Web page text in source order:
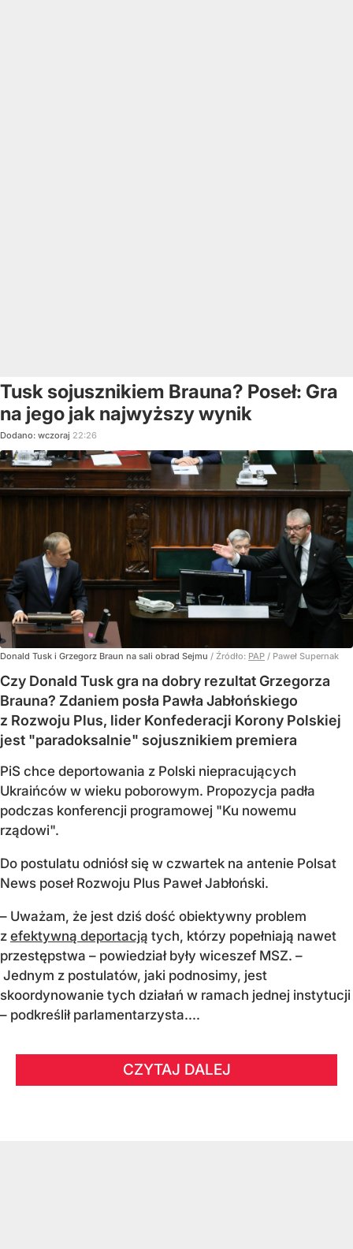
Tusk sojusznikiem Brauna? Poseł: Gra
na jego jak najwyższy wynik
Dodano: wczoraj 22:26
Donald Tusk i Grzegorz Braun na sali obrad Sejmu / Źródło: PAP / Paweł Supernak
Czy Donald Tusk gra na dobry rezultat Grzegorza
Brauna? Zdaniem posła Pawła Jabłońskiego
z Rozwoju Plus, lider Konfederacji Korony Polskiej
jest "paradoksalnie" sojusznikiem premiera
PiS chce deportowania z Polski niepracujących
Ukraińców w wieku poborowym. Propozycja padła
podczas konferencji programowej "Ku nowemu
rządowi".
Do postulatu odniósł się w czwartek na antenie Polsat
News poseł Rozwoju Plus Paweł Jabłoński.
– Uważam, że jest dziś dość obiektywny problem
z efektywną deportacją tych, którzy popełniają nawet
przestępstwa – powiedział były wiceszef MSZ. –
Jednym z postulatów, jaki podnosimy, jest
skoordynowanie tych działań w ramach jednej instytucji
– podkreślił parlamentarzysta....
CZYTAJ DALEJ